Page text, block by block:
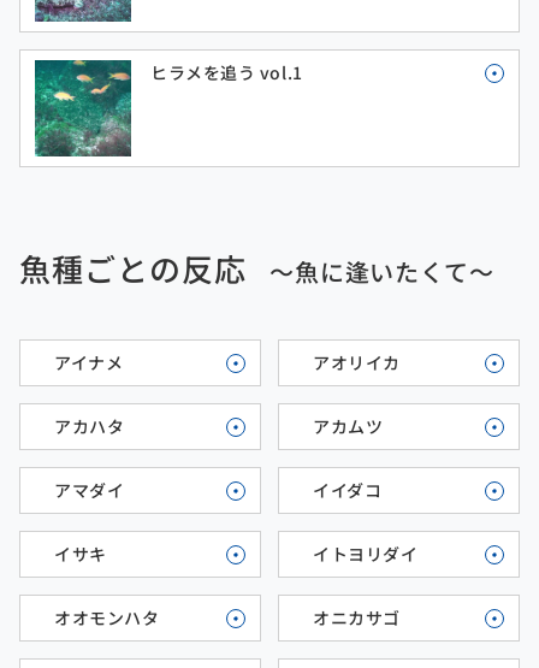
ヒラメを追う vol.1
魚種ごとの反応 ～魚に逢いたくて～
アイナメ アオリイカ
アカハタ アカムツ
アマダイ イイダコ
イサキ イトヨリダイ
オオモンハタ オニカサゴ